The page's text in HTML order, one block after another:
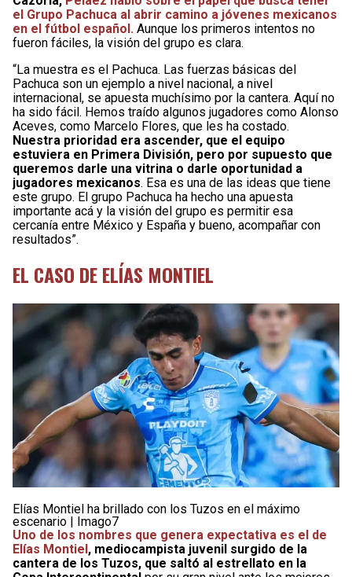
el Grupo Pachuca al abrir camino a jóvenes mexicanos
en el fútbol español. Aunque los primeros intentos no
fueron fáciles, la visión del grupo es clara.
“La muestra es el Pachuca. Las fuerzas básicas del
Pachuca son un ejemplo a nivel nacional, a nivel
internacional, se apuesta muchísimo por la cantera. Aquí no
ha sido fácil. Hemos traído algunos jugadores como Alonso
Aceves, como Marcelo Flores, que les ha costado.
Nuestra prioridad era ascender, que el equipo
estuviera en Primera División, pero por supuesto que
queremos darle una vitrina o darle oportunidad a
jugadores mexicanos. Esa es una de las ideas que tiene
este grupo. El grupo Pachuca ha hecho una apuesta
importante acá y la visión del grupo es permitir esa
cercanía entre México y España y bueno, acompañar con
resultados”.
EL CASO DE ELÍAS MONTIEL
Elías Montiel ha brillado con los Tuzos en el máximo
escenario | Imago7
Uno de los nombres que genera expectativa es el de
Elías Montiel , mediocampista juvenil surgido de la
cantera de los Tuzos, que saltó al estrellato en la